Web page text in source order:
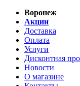
Воронеж
Акции
Доставка
Оплата
Услуги
Дисконтная
Новости
О магазине